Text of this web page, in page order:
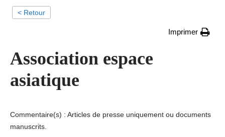
< Retour
Imprimer
Association espace
asiatique
Commentaire(s) : Articles de presse uniquement ou documents
manuscrits.